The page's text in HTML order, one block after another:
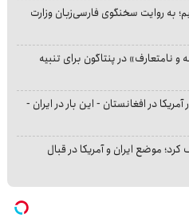
به روایت سخنگوی فارسی‌زبان وزارت
نامتعارف» در پنتاگون برای تنبیه
آمریکا در افغانستان - این بار در ایران -
موضع ایران و آمریکا در قبال